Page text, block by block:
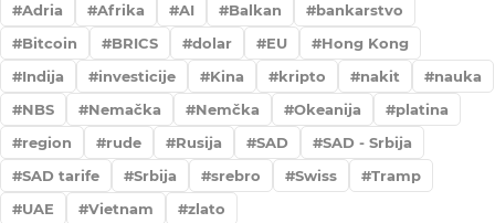
Adria Afrika AI Balkan
bankarstvo
Bitcoin
BRICS dolar EU
Hong Kong
Indija
investicije Kina kripto nakit
nauka
NBS
Nemačka Nemčka Okeanija
platina
region
rude Rusija SAD
SAD - Srbija
SAD tarife
Srbija srebro Swiss
Tramp
UAE
Vietnam zlato